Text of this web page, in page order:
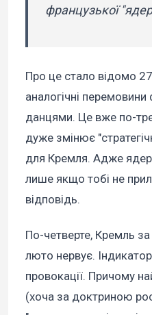
французької
Про це стало відомо
аналогічні
данцями. Це вже по-
дуже змінює
для Кремля. Адже
лише якщо тобі не
відповідь.
По-четверте, Кремль за
люто нервує.
провокації. Причому
(хоча за доктриною